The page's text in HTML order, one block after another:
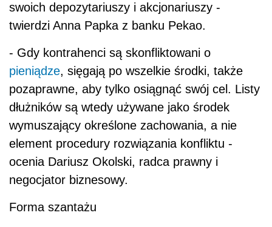
swoich depozytariuszy i akcjonariuszy -
twierdzi Anna Papka z banku Pekao.
- Gdy kontrahenci są skonfliktowani o
pieniądze, sięgają po wszelkie środki, także
pozaprawne, aby tylko osiągnąć swój cel. Listy
dłużników są wtedy używane jako środek
wymuszający określone zachowania, a nie
element procedury rozwiązania konfliktu -
ocenia Dariusz Okolski, radca prawny i
negocjator biznesowy.
Forma szantażu